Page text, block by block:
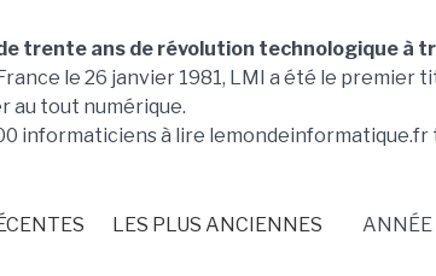
trente ans de révolution technologique à
le 26 janvier 1981, LMI a été le premier
au tout numérique.
informaticiens à lire lemondeinformatique.fr
LES PLUS ANCIENNES ANNÉE